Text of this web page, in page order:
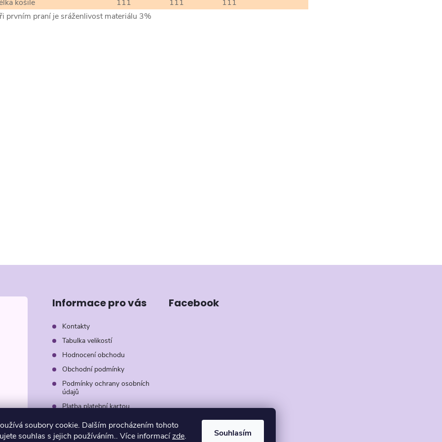
soubory cookie. Dalším procházením tohoto
souhlas s jejich používáním.. Více informacízde. Souhlasím
košile 111 111
111
prvním praní je sráženlivost materiálu 3%
Informace pro vás
Kontakty
Tabulka velikostí
Hodnocení obchodu
Obchodní podmínky
Podmínky ochrany osobních
údajů
Platba platební kartou
Záruka AVON
Facebook